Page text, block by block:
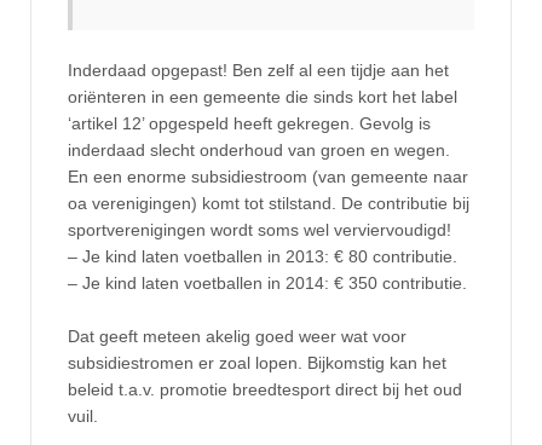
Inderdaad opgepast! Ben zelf al een tijdje aan het
oriënteren in een gemeente die sinds kort het label
‘artikel 12’ opgespeld heeft gekregen. Gevolg is
inderdaad slecht onderhoud van groen en wegen.
En een enorme subsidiestroom (van gemeente naar
oa verenigingen) komt tot stilstand. De contributie bij
sportverenigingen wordt soms wel verviervoudigd!
– Je kind laten voetballen in 2013: € 80 contributie.
– Je kind laten voetballen in 2014: € 350 contributie.
Dat geeft meteen akelig goed weer wat voor
subsidiestromen er zoal lopen. Bijkomstig kan het
beleid t.a.v. promotie breedtesport direct bij het oud
vuil.